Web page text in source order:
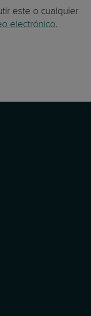
este o cualquier
electrónico.